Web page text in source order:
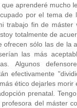
aprenderé mucho
por el tema de
trabajo fin de máster
totalmente de
ofrecen sólo las de la
las más
Algunos
efectivamente
ético dejarles morir
prenatal.
del máster